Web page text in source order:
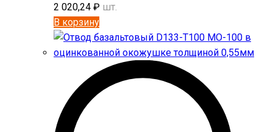
2 020,24 ₽ шт.
В корзину